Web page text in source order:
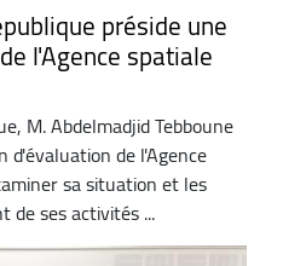
préside une
l'Agence spatiale
M. Abdelmadjid Tebboune
d'évaluation de l'Agence
sa situation et les
de ses activités ...